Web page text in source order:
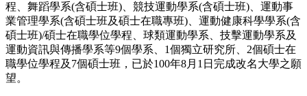
程、舞蹈學系(含碩士班)、競技運動學系(含碩士班)、運動事
業管理學系(含碩士班及碩士在職專班)、運動健康科學學系(含
碩士班)/碩士在職學位學程、球類運動學系、技擊運動學系及
運動資訊與傳播學系等9個學系、1個獨立研究所、2個碩士在
職學位學程及7個碩士班，已於100年8月1日完成改名大學之願
望。